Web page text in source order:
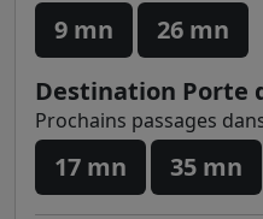
9 mn
26 mn
Destination Porte
Prochains passages
17 mn 35 mn